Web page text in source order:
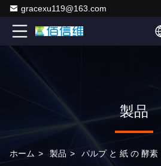
gracexu119@163.com
製品
ホーム > 製品 > パルプ と 紙 の 酵素